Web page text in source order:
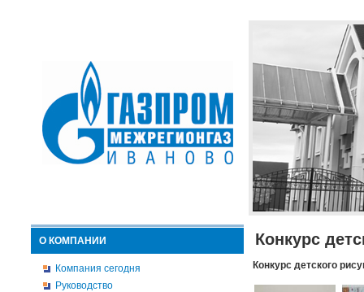
О КОМПАНИИ
Компания сегодня
Руководство
Конкурс
Конкурс детского